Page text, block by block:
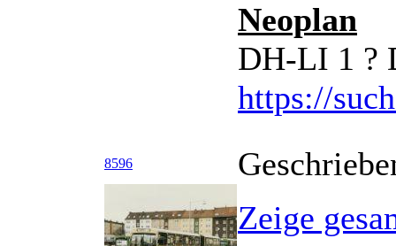
Neoplan
DH-LI 1 ?
https://
8596
Zeige